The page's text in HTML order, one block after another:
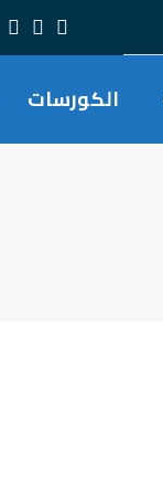
الكورسات